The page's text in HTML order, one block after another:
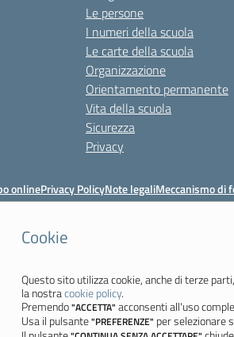
Cookie
Questo sito utilizza cookie, anche di terze
la nostracookie policy.
Premendo"ACCETTA" acconsenti all'uso
Usa il pulsante"PREFERENZE" per selezionare
Le persone
I numeri della scuola
Le carte della scuola
Organizzazione
Orientamento permanente
Vita della scuola
Sicurezza
Privacy
onlinePrivacy PolicyNote legaliMeccanismo di
800 - 41058 Vignola (MO) - Tel. 059
Codice
Ultimo